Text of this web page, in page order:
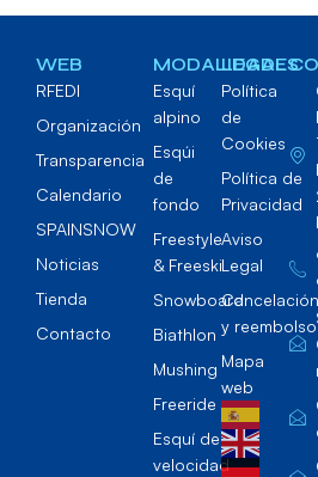
WEB
RFEDI
Organización
Transparencia
Calendario
SPAINSNOW
Noticias
Tienda
Contacto
MODALIDADES
Esquí
alpino
Esqúi
de
fondo
Freestyle
& Freeski
Snowboard
Biathlon
Mushing
Freeride
Esquí de
velocidad
LEGAL
Política
de
Cookies
Política de
Privacidad
Aviso
Legal
Cancelación
y reembolso
Mapa
web